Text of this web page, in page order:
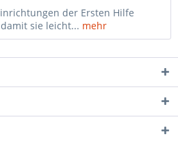
der Ersten Hilfe
sie leicht... mehr